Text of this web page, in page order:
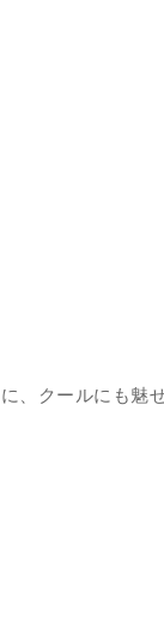
、クールにも魅